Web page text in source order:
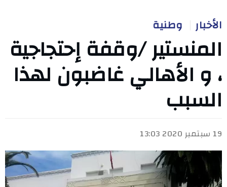
الأخبار وطنية
المنستير /وقفة إحتجاجية
، و الأهالي غاضبون لهذا
السبب
19 سبتمبر 2020 13:03